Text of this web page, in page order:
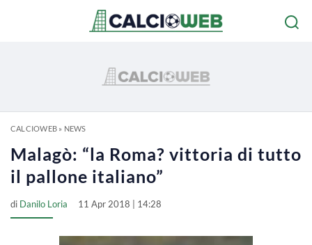
CALCIOWEB» NEWS
Malagò: “la Roma? vittoria di tutto
il pallone italiano”
di Danilo Loria 11 Apr 2018 | 14:28